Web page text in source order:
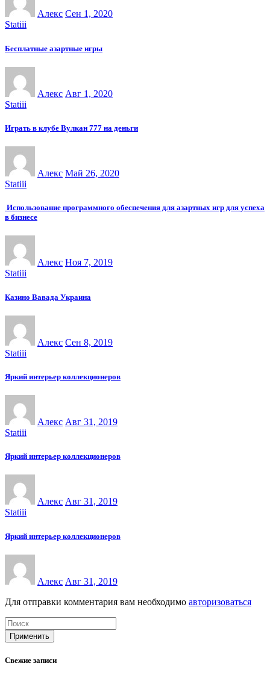
Алекс Сен 1, 2020
Statiii
Бесплатные азартные игры
Алекс Авг 1, 2020
Statiii
Играть в клубе Вулкан 777 на деньги
Алекс Май 26, 2020
Statiii
Использование программного обеспечения для азартных игр для успеха
в бизнесе
Алекс Ноя 7, 2019
Statiii
Казино Вавада Украина
Алекс Сен 8, 2019
Statiii
Яркий интерьер коллекционеров
Алекс Авг 31, 2019
Statiii
Яркий интерьер коллекционеров
Алекс Авг 31, 2019
Statiii
Яркий интерьер коллекционеров
Алекс Авг 31, 2019
Для отправки комментария вам необходимо авторизоваться
Применить
Свежие записи